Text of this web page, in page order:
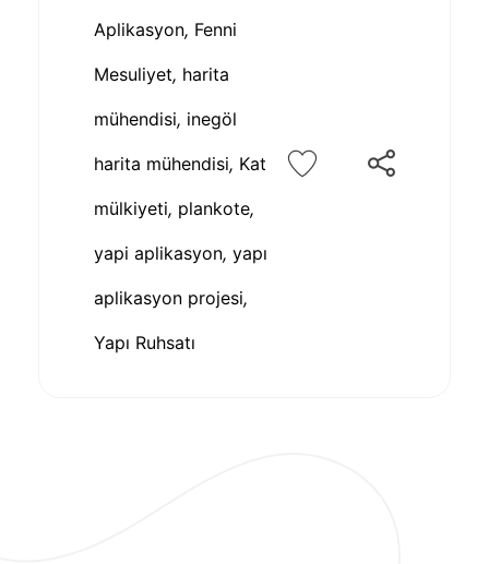
Aplikasyon, Fenni
Mesuliyet, harita
mühendisi, inegöl
harita mühendisi, Kat
mülkiyeti, plankote,
yapi aplikasyon, yapı
aplikasyon projesi,
Yapı Ruhsatı